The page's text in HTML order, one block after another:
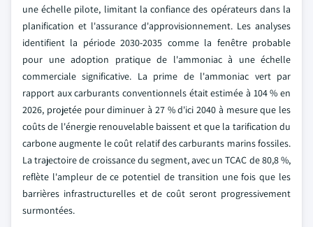
une échelle pilote, limitant la confiance des opérateurs dans la
planification et l'assurance d'approvisionnement. Les analyses
identifient la période 2030-2035 comme la fenêtre probable
pour une adoption pratique de l'ammoniac à une échelle
commerciale significative. La prime de l'ammoniac vert par
rapport aux carburants conventionnels était estimée à 104 % en
2026, projetée pour diminuer à 27 % d'ici 2040 à mesure que les
coûts de l'énergie renouvelable baissent et que la tarification du
carbone augmente le coût relatif des carburants marins fossiles.
La trajectoire de croissance du segment, avec un TCAC de 80,8 %,
reflète l'ampleur de ce potentiel de transition une fois que les
barrières infrastructurelles et de coût seront progressivement
surmontées.